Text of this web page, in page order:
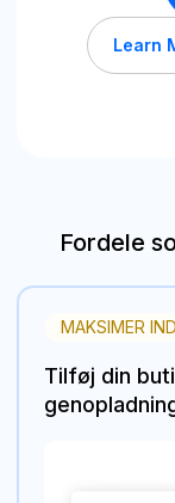
Learn
Fordele
MAKSIMER
Tilføj din